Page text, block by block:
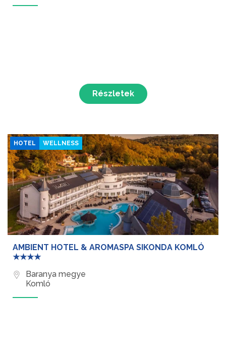
Részletek
HOTEL WELLNESS
AMBIENT HOTEL & AROMASPA SIKONDA KOMLÓ
★★★★
Baranya megye
Komló